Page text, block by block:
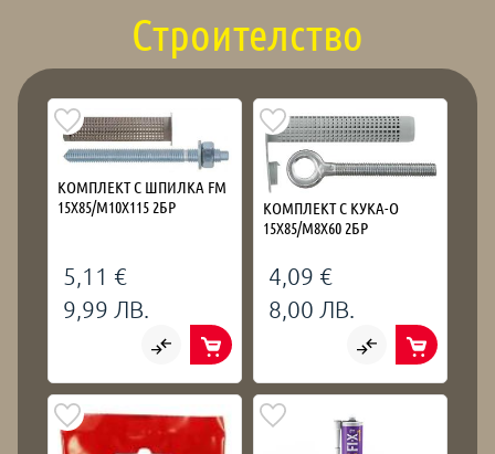
Строителство
КОМПЛЕКТ С ШПИЛКА FM
15Х85/М10Х115 2БР
5,11 €
9,99 ЛВ.
КОМПЛЕКТ С КУКА-О
15Х85/М8Х60 2БР
4,09 €
8,00 ЛВ.